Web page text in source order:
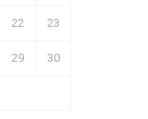
22 23
29 30